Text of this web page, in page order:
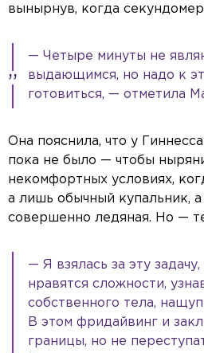
вынырнув, когда
— Четыре минуты не
выдающимся, но надо к
готовиться, — отметила
Она пояснила, что у
пока не было — чтобы
некомфортных условиях,
а лишь обычный купальник,
совершенно ледяная. Но —
— Я взялась за эту
нравятся сложности,
собственного тела,
В этом фридайвинг и
границы, но не